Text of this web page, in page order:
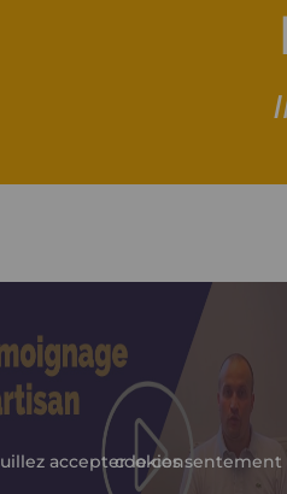
Veuillez accepter le consentement des cookies